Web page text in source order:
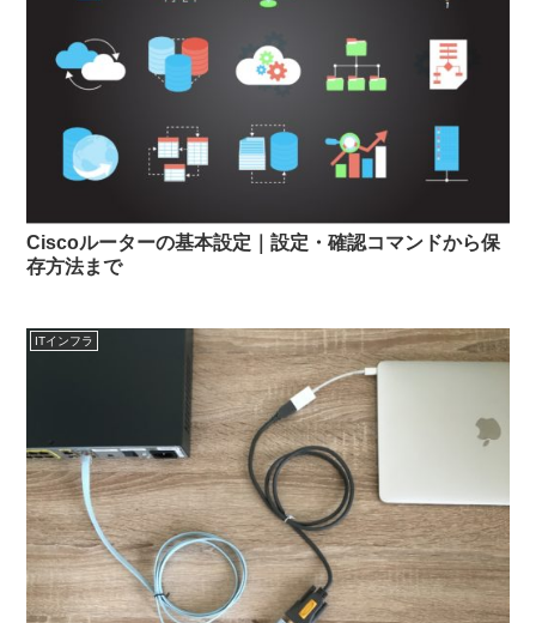
Ciscoルーターの基本設定｜設定・確認コマンドから保
存方法まで
ITインフラ